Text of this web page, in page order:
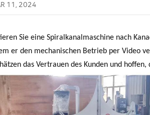
11, 2024
Sie eine Spiralkanalmaschine nach
er den mechanischen Betrieb per Video
das Vertrauen des Kunden und